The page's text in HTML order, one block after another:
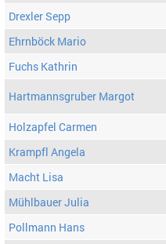
Drexler Sepp
Ehrnböck Mario
Fuchs Kathrin
Hartmannsgruber Margot
Holzapfel Carmen
Krampfl Angela
Macht Lisa
Mühlbauer Julia
Pollmann Hans